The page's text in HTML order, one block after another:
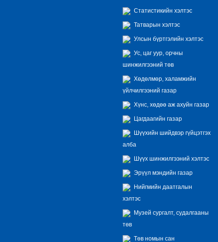
Статистикийн хэлтэс
Татварын хэлтэс
Улсын бүртгэлийн хэлтэс
Ус, цаг уур, орчны
шинжилгээний төв
Хөдөлмөр, халамжийн
үйлчилгээний газар
Хүнс, хөдөө аж ахуйн газар
Цагдаагийн газар
Шүүхийн шийдвэр гүйцэтгэх
алба
Шүүх шинжилгээний хэлтэс
Эрүүл мэндийн газар
Нийгмийн даатгалын
хэлтэс
Музей сургалт, судалгааны
төв
Төв номын сан